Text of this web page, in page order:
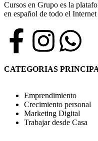
Cursos en Grupo es la
en español de todo el
CATEGORIAS
Emprendimiento
Crecimiento personal
Marketing Digital
Trabajar desde Casa